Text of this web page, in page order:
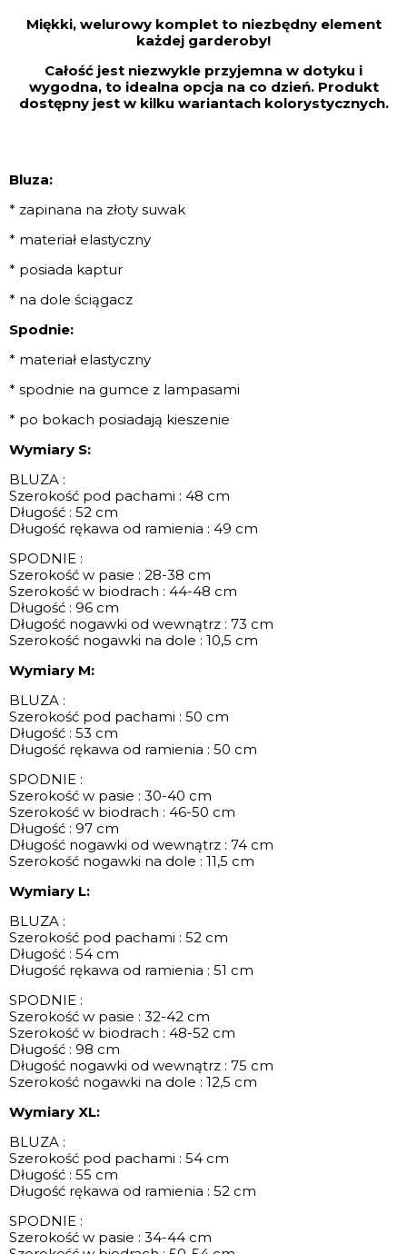
Miękki, welurowy komplet to niezbędny element
każdej garderoby!
Całość jest niezwykle przyjemna w dotyku i
wygodna, to idealna opcja na co dzień. Produkt
dostępny jest w kilku wariantach kolorystycznych.
Bluza:
* zapinana na złoty suwak
* materiał elastyczny
* posiada kaptur
* na dole ściągacz
Spodnie:
* materiał elastyczny
* spodnie na gumce z lampasami
* po bokach posiadają kieszenie
Wymiary S:
BLUZA :
Szerokość pod pachami : 48 cm
Długość : 52 cm
Długość rękawa od ramienia : 49 cm
SPODNIE :
Szerokość w pasie : 28-38 cm
Szerokość w biodrach : 44-48 cm
Długość : 96 cm
Długość nogawki od wewnątrz : 73 cm
Szerokość nogawki na dole : 10,5 cm
Wymiary M:
BLUZA :
Szerokość pod pachami : 50 cm
Długość : 53 cm
Długość rękawa od ramienia : 50 cm
SPODNIE :
Szerokość w pasie : 30-40 cm
Szerokość w biodrach : 46-50 cm
Długość : 97 cm
Długość nogawki od wewnątrz : 74 cm
Szerokość nogawki na dole : 11,5 cm
Wymiary L:
BLUZA :
Szerokość pod pachami : 52 cm
Długość : 54 cm
Długość rękawa od ramienia : 51 cm
SPODNIE :
Szerokość w pasie : 32-42 cm
Szerokość w biodrach : 48-52 cm
Długość : 98 cm
Długość nogawki od wewnątrz : 75 cm
Szerokość nogawki na dole : 12,5 cm
Wymiary XL:
BLUZA :
Szerokość pod pachami : 54 cm
Długość : 55 cm
Długość rękawa od ramienia : 52 cm
SPODNIE :
Szerokość w pasie : 34-44 cm